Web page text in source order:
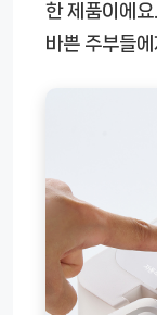
한 제품이에
바쁜 주부들